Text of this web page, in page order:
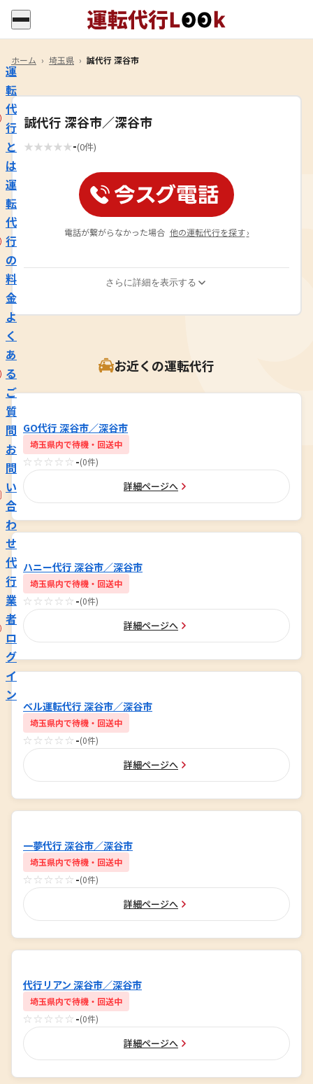
運
転
代
行
と
は
運
転
代
行
の
料
金
よ
く
あ
る
ご
質
問
お
問
い
合
わ
せ
代
行
業
者
ロ
グ
イ
ン
ホーム › 埼玉県 › 誠代行 深谷市
誠代行 深谷市／深谷市
★★★★★-(0件)
電話が繋がらなかった場合 他の運転代行を探す ›
さらに詳細を表示する
お近くの運転代行
GO代行 深谷市／深谷市
埼玉県内で待機・回送中
☆☆☆☆☆ -(0件)
詳細ページへ
ハニー代行 深谷市／深谷市
埼玉県内で待機・回送中
☆☆☆☆☆ -(0件)
詳細ページへ
ベル運転代行 深谷市／深谷市
埼玉県内で待機・回送中
☆☆☆☆☆ -(0件)
詳細ページへ
一夢代行 深谷市／深谷市
埼玉県内で待機・回送中
☆☆☆☆☆ -(0件)
詳細ページへ
代行リアン 深谷市／深谷市
埼玉県内で待機・回送中
☆☆☆☆☆ -(0件)
詳細ページへ